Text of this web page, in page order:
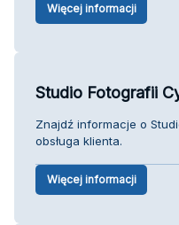
Więcej informacji
Studio Fotografii
Znajdź informacje o
obsługa klienta.
Więcej informacji